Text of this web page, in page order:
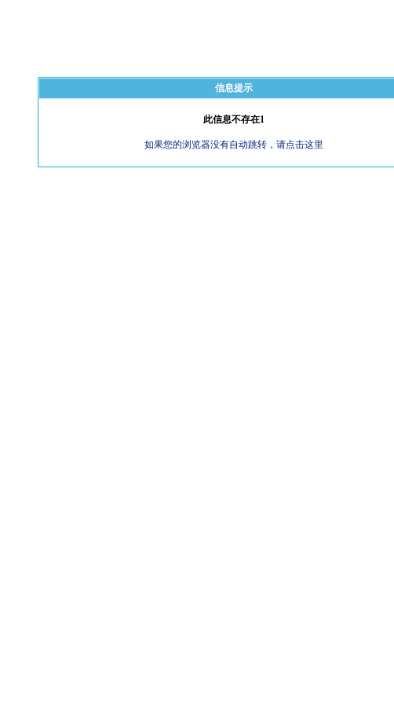
信息提示
此信息不存在1
如果您的浏览器没有自动跳转，请点击这里